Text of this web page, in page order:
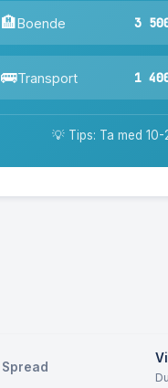
🏨Boende 3
🚌Transport 1
💡 Tips: Ta med
Spread